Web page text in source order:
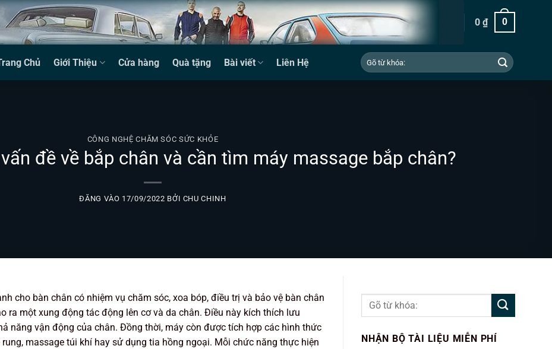
0₫ 0
Chủ Giới Thiệu Cửa hàng Quà tặng Bài viết Liên Hệ
Tìm
kiếm:
CÔNG NGHỆ CHĂM SÓC SỨC KHỎE
đề về bắp chân và cần tìm máy massage bắp chân?
ĐĂNG VÀO 17/09/2022 BỞI CHU CHINH
cho bàn chân có nhiệm vụ chăm sóc, xoa bóp, điều trị và bảo vệ bàn chân
ra một xung động tác động lên cơ và da chân. Điều này kích thích lưu
năng vận động của chân. Đồng thời, máy còn được tích hợp các hình thức
massage túi khí hay sử dụng tia hồng ngoại. Mỗi chức năng thực hiện
NHẬN BỘ TÀI LIỆU MIỄN PHÍ